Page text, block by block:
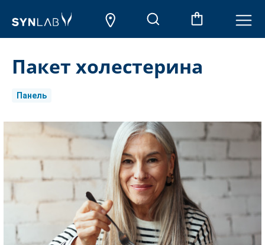
Пакет холестерина
Панель
Lagerbestand: